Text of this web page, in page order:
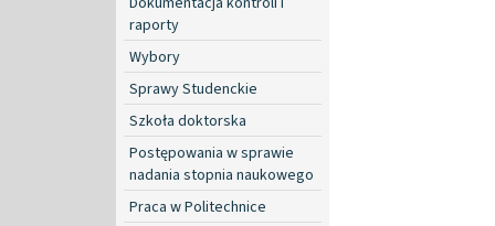
raporty
Wybory
Sprawy Studenckie
Szkoła doktorska
Postępowania w sprawie
nadania stopnia naukowego
Praca w Politechnice